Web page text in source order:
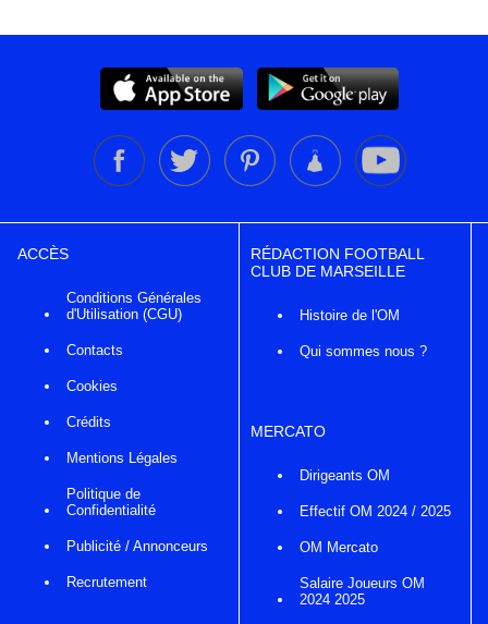
ACCÈS
Conditions Générales
d'Utilisation (CGU)
Contacts
Cookies
Crédits
Mentions Légales
Politique de
Confidentialité
Publicité / Annonceurs
Recrutement
RÉDACTION FOOTBALL
CLUB DE MARSEILLE
Histoire de l'OM
Qui sommes nous ?
MERCATO
Dirigeants OM
Effectif OM 2024 / 2025
OM Mercato
Salaire Joueurs OM
2024 2025